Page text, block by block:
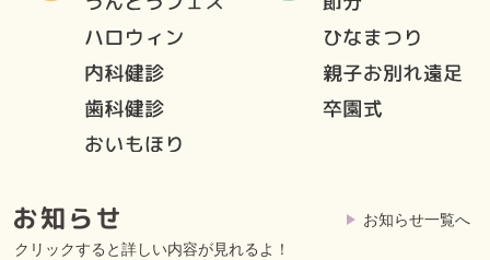
クリックすると詳しい内容が見れるよ！
お知らせ一覧へ